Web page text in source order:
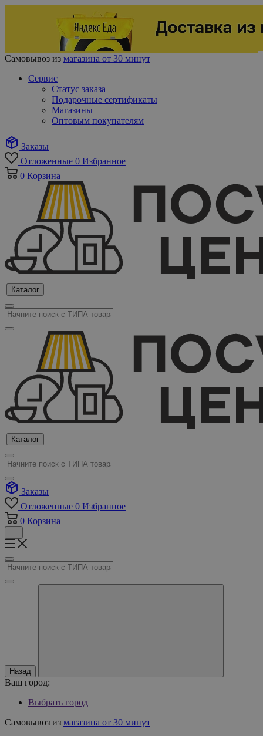
Самовывоз из магазина от 30 минут
Сервис
Статус заказа
Подарочные сертификаты
Магазины
Оптовым покупателям
Заказы
Отложенные 0 Избранное
0 Корзина
Каталог
Каталог
Заказы
Отложенные 0 Избранное
0 Корзина
Назад
Ваш город:
Выбрать город
Самовывоз из магазина от 30 минут